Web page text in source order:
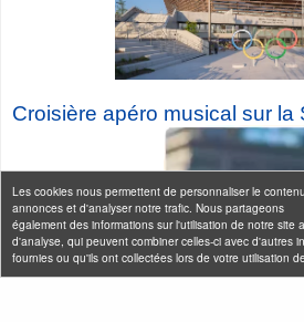
Les cookies nous permettent de personnaliser le
annonces et d'analyser notre trafic. Nous partageons
également des informations sur l'utilisation de notre site
d'analyse, qui peuvent combiner celles-ci avec d'autres
fournies ou qu'ils ont collectées lors de votre utilisation
Croisière apéro musical sur la